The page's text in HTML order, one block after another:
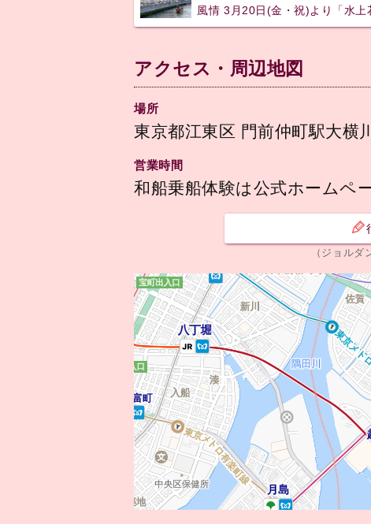
風情 3月20日(金・祝)より「水上
アクセス・周辺地図
場所
東京都江東区 門前仲町駅大横
営業時間
和船乗船体験は公式ホームペ
（ジョルダ